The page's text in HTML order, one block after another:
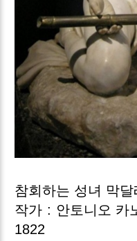
참회하는 성녀 막
작가 : 안토니오 카
1822